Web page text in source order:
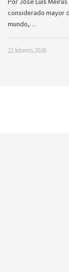
considerado mayor
mundo,…
12 febrero, 2026